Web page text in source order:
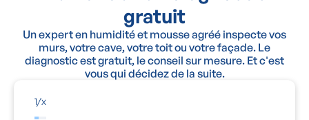
gratuit
Un expert en humidité et mousse agréé inspecte vos
murs, votre cave, votre toit ou votre façade. Le
diagnostic est gratuit, le conseil sur mesure. Et c'est
vous qui décidez de la suite.
1/x